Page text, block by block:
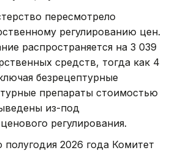
пересмотрело
регулированию цен.
распространяется на 3 039
средств, тогда как 4
безрецептурные
препараты стоимостью
из-под
регулирования.
2026 года Комитет